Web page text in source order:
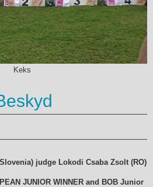
Keks
judge Lokodi Csaba Zsolt (RO)
JUNIOR WINNER and BOB Junior